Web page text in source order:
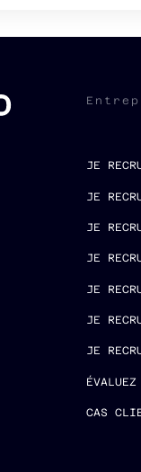
JE
JE
JE
JE
JE
JE
JE
CAS